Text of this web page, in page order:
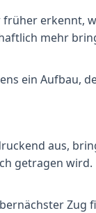
erkennt,
mehr
ein Aufbau,
aus,
getragen wird.
Zug